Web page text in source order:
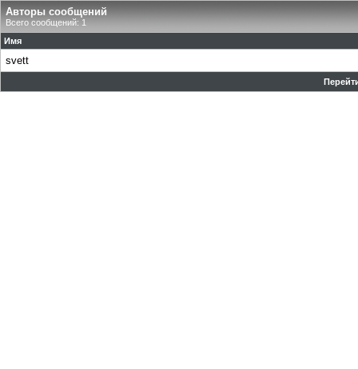
Авторы сообщений
Всего сообщений: 1
Имя
svett